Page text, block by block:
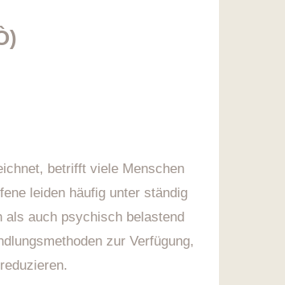
betrifft viele Menschen
leiden häufig unter ständig
als auch psychisch belastend
zur Verfügung,